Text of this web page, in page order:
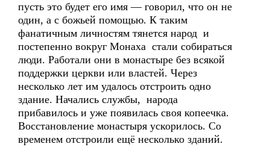
пусть это будет его имя — говорил, что он не
один, а с божьей помощью. К таким
фанатичным личностям тянется народ и
постепенно вокруг Монаха стали собираться
люди. Работали они в монастыре без всякой
поддержки церкви или властей. Через
несколько лет им удалось отстроить одно
здание. Начались службы, народа
прибавилось и уже появилась своя копеечка.
Восстановление монастыря ускорилось. Со
временем отстроили ещё несколько зданий.